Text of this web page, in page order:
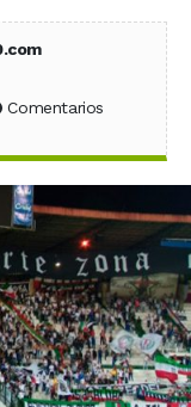
Facebook
en X (Twitter)
en WhatsApp
Comentarios